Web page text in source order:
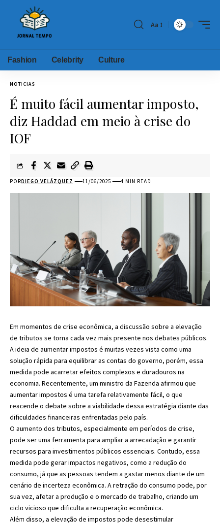
Aa
Fashion Celebrity Culture
NOTICIAS
É muito fácil aumentar imposto,
diz Haddad em meio à crise do
IOF
PORDIEGO VELÁZQUEZ 11/06/2025 4 MIN READ
Em momentos de crise econômica, a discussão sobre a elevação
de tributos se torna cada vez mais presente nos debates públicos.
A ideia de aumentar impostos é muitas vezes vista como uma
solução rápida para equilibrar as contas do governo, porém, essa
medida pode acarretar efeitos complexos e duradouros na
economia. Recentemente, um ministro da Fazenda afirmou que
aumentar impostos é uma tarefa relativamente fácil, o que
reacende o debate sobre a viabilidade dessa estratégia diante das
dificuldades financeiras enfrentadas pelo país.
O aumento dos tributos, especialmente em períodos de crise,
pode ser uma ferramenta para ampliar a arrecadação e garantir
recursos para investimentos públicos essenciais. Contudo, essa
medida pode gerar impactos negativos, como a redução do
consumo, já que as pessoas tendem a gastar menos diante de um
cenário de incerteza econômica. A retração do consumo pode, por
sua vez, afetar a produção e o mercado de trabalho, criando um
ciclo vicioso que dificulta a recuperação econômica.
Além disso, a elevação de impostos pode desestimular